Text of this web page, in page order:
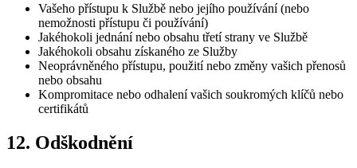
Vašeho přístupu k Službě nebo jejího používání (nebo
nemožnosti přístupu či používání)
Jakéhokoli jednání nebo obsahu třetí strany ve Službě
Jakéhokoli obsahu získaného ze Služby
Neoprávněného přístupu, použití nebo změny vašich přenosů
nebo obsahu
Kompromitace nebo odhalení vašich soukromých klíčů nebo
certifikátů
12. Odškodnění